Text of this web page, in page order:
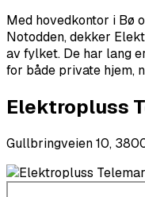
Med hovedkontor i Bø
Notodden, dekker
av fylket. De har lang
for både private hjem,
Elektropluss
Gullbringveien 10,